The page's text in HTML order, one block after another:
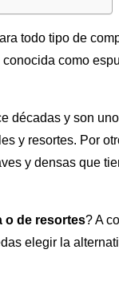
todo tipo de
como
décadas y son
y resortes. Por
y densas que
o de resortes? A
elegir la